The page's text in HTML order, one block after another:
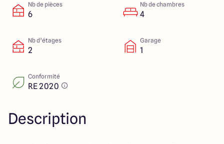
Nb de pièces
6
Nb de chambres
4
Nb d’étages
2
Garage
1
Conformité
RE 2020
Description